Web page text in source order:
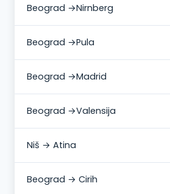
Beograd →Nirnberg
Beograd →Pula
Beograd →Madrid
Beograd →Valensija
Niš → Atina
Beograd → Cirih